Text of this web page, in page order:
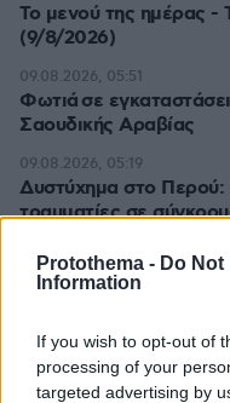
Protothema - Do Not
Information
If you wish to opt-out of
processing of your
targeted advertising by
Το μενού της ημέρας -
(9/8/2026)
Φωτιά σε
Σαουδικής Αραβίας
09.08.2026, 05:51
Δυστύχημα στο Περού:
τραυματίες σε
09.08.2026, 05:19
Φοκάτσια με
09.08.2026, 05:00
Ακόμη πιο αυστηρά
κατόχους ηλεκτρικών
διαφορετικά